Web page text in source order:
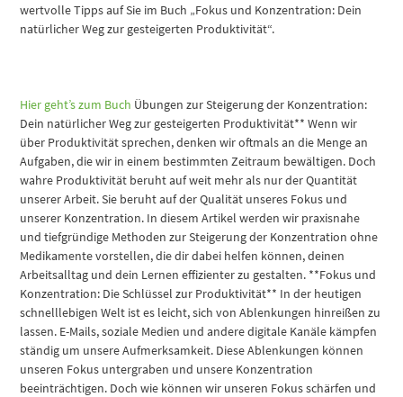
wertvolle Tipps auf Sie im Buch „Fokus und Konzentration: Dein
natürlicher Weg zur gesteigerten Produktivität“.
Hier geht’s zum Buch Übungen zur Steigerung der Konzentration:
Dein natürlicher Weg zur gesteigerten Produktivität** Wenn wir
über Produktivität sprechen, denken wir oftmals an die Menge an
Aufgaben, die wir in einem bestimmten Zeitraum bewältigen. Doch
wahre Produktivität beruht auf weit mehr als nur der Quantität
unserer Arbeit. Sie beruht auf der Qualität unseres Fokus und
unserer Konzentration. In diesem Artikel werden wir praxisnahe
und tiefgründige Methoden zur Steigerung der Konzentration ohne
Medikamente vorstellen, die dir dabei helfen können, deinen
Arbeitsalltag und dein Lernen effizienter zu gestalten. **Fokus und
Konzentration: Die Schlüssel zur Produktivität** In der heutigen
schnelllebigen Welt ist es leicht, sich von Ablenkungen hinreißen zu
lassen. E-Mails, soziale Medien und andere digitale Kanäle kämpfen
ständig um unsere Aufmerksamkeit. Diese Ablenkungen können
unseren Fokus untergraben und unsere Konzentration
beeinträchtigen. Doch wie können wir unseren Fokus schärfen und